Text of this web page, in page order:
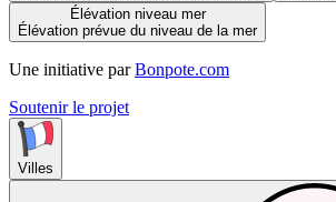
Élévation niveau mer
Élévation prévue du niveau de la mer
Une initiative par Bonpote.com
Soutenir le projet
Villes